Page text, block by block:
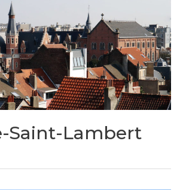
Saint-Lambert